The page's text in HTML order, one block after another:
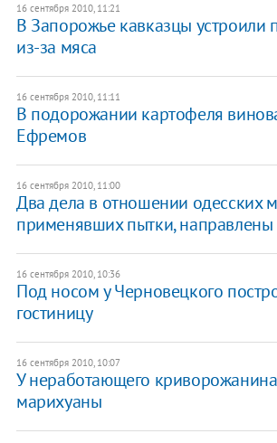
16 сентября 2010, 11:21
В Запорожье кавказцы устроили
из-за мяса
16 сентября 2010, 11:11
В подорожании картофеля
Ефремов
16 сентября 2010, 11:00
Два дела в отношении одесских
применявших пытки, направлены
16 сентября 2010, 10:36
Под носом у Черновецкого
гостиницу
16 сентября 2010, 10:07
У неработающего криворожанина
марихуаны